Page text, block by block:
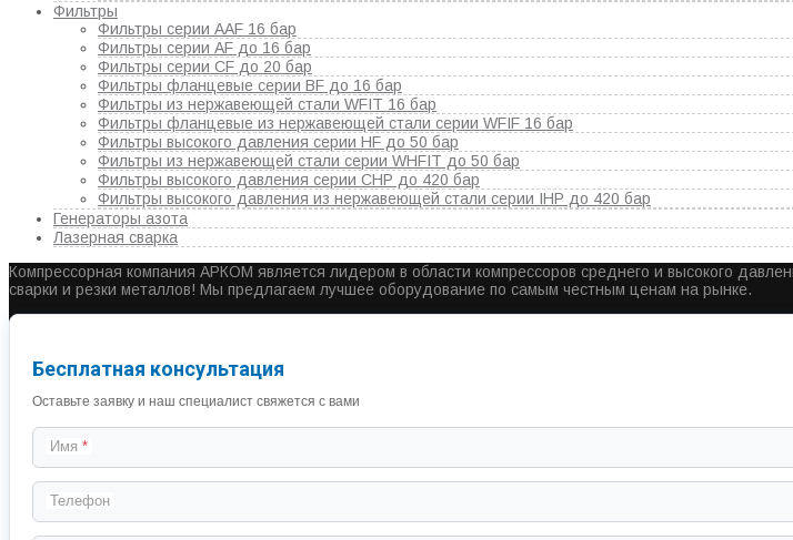
Фильтры
Фильтры серии AAF 16 бар
Фильтры серии AF до 16 бар
Фильтры серии CF до 20 бар
Фильтры фланцевые серии BF до 16 бар
Фильтры из нержавеющей стали WFIT 16 бар
Фильтры фланцевые из нержавеющей стали серии WFIF 16 бар
Фильтры высокого давления серии HF до 50 бар
Фильтры из нержавеющей стали серии WHFIT до 50 бар
Фильтры высокого давления серии CHP до 420 бар
Фильтры высокого давления из нержавеющей стали серии IHP до 420 бар
Генераторы азота
Лазерная сварка
Компрессорная компания АРКОМ является лидером в области компрессоров среднего и высокого
сварки и резки металлов! Мы предлагаем лучшее оборудование по самым честным ценам на рынке.
Бесплатная консультация
Оставьте заявку и наш специалист свяжется с вами
Имя
Телефон